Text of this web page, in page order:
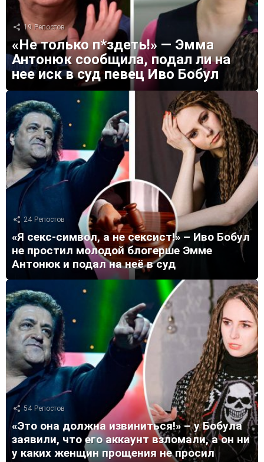
19 Репостов
«Не только п*здеть!» — Эмма
Антонюк сообщила, подал ли на
нее иск в суд певец Иво Бобул
24 Репостов
«Я секс-символ, а не сексист!» – Иво Бобул
не простил молодой блогерше Эмме
Антонюк и подал на неё в суд
54 Репостов
«Это она должна извиниться!» – у Бобула
заявили, что его аккаунт взломали, а он ни
у каких женщин прощения не просил